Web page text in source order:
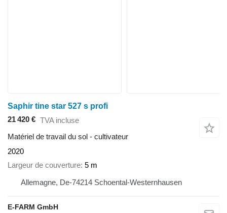
Saphir tine star 527 s profi
21 420 € TVA incluse
Matériel de travail du sol - cultivateur
2020
Largeur de couverture 5 m
Allemagne, De-74214 Schoental-Westernhausen
E-FARM GmbH